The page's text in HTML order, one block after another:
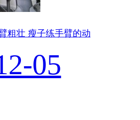
粗壮 瘦子练手臂的动
05